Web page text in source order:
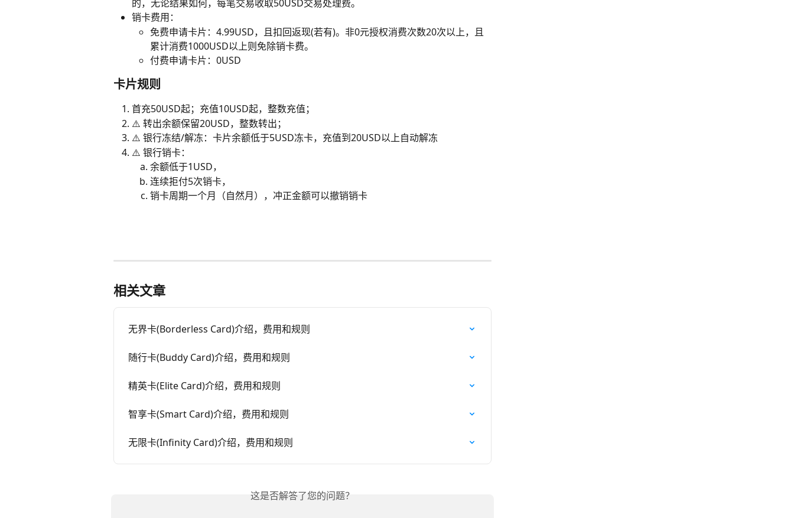
的，无论结果如何，每笔交易收取50USD交易处理费。
销卡费用：
免费申请卡片：4.99USD，且扣回返现(若有)。非0元授权消费次数20次以上，且
累计消费1000USD以上则免除销卡费。
付费申请卡片：0USD
卡片规则
首充50USD起；充值10USD起，整数充值；
⚠️ 转出余额保留20USD，整数转出；
⚠️ 银行冻结/解冻：卡片余额低于5USD冻卡，充值到20USD以上自动解冻
⚠️ 银行销卡：
余额低于1USD，
连续拒付5次销卡，
销卡周期一个月（自然月），冲正金额可以撤销销卡
相关文章
无界卡(Borderless Card)介绍，费用和规则
随行卡(Buddy Card)介绍，费用和规则
精英卡(Elite Card)介绍，费用和规则
智享卡(Smart Card)介绍，费用和规则
无限卡(Infinity Card)介绍，费用和规则
这是否解答了您的问题？